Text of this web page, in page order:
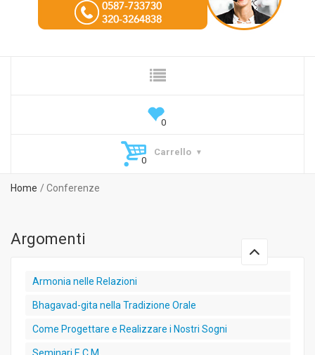
Carrello
Home Conferenze
Argomenti
Armonia nelle Relazioni
Bhagavad-gita nella Tradizione Orale
Come Progettare e Realizzare i Nostri Sogni
Seminari E.C.M.